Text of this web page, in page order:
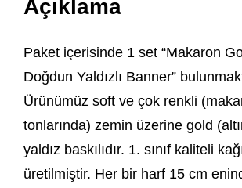
Açıklama
Paket içerisinde 1 set “Makaron
Doğdun Yaldızlı Banner”
Ürünümüz soft ve çok renkli
tonlarında) zemin üzerine gold
yaldız baskılıdır. 1. sınıf kaliteli
üretilmiştir. Her bir harf 15 cm